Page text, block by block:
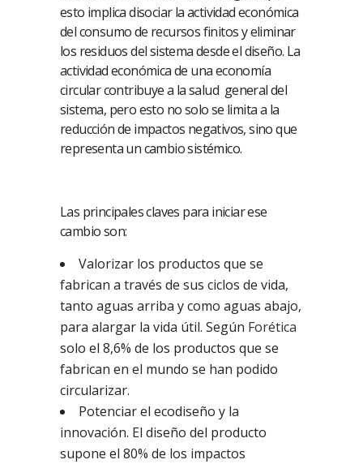
esto implica disociar la actividad económica
del consumo de recursos finitos y eliminar
los residuos del sistema desde el diseño. La
actividad económica de una economía
circular contribuye a la salud general del
sistema, pero esto no solo se limita a la
reducción de impactos negativos, sino que
representa un cambio sistémico.
Las principales claves para iniciar ese
cambio son:
Valorizar los productos que se
fabrican a través de sus ciclos de vida,
tanto aguas arriba y como aguas abajo,
para alargar la vida útil. Según Forética
solo el 8,6% de los productos que se
fabrican en el mundo se han podido
circularizar.
Potenciar el ecodiseño y la
innovación. El diseño del producto
supone el 80% de los impactos